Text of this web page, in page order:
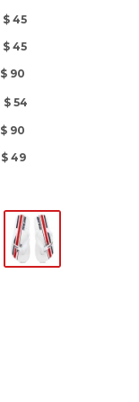
$ 45
$ 45
$ 90
$ 54
$ 90
$ 49